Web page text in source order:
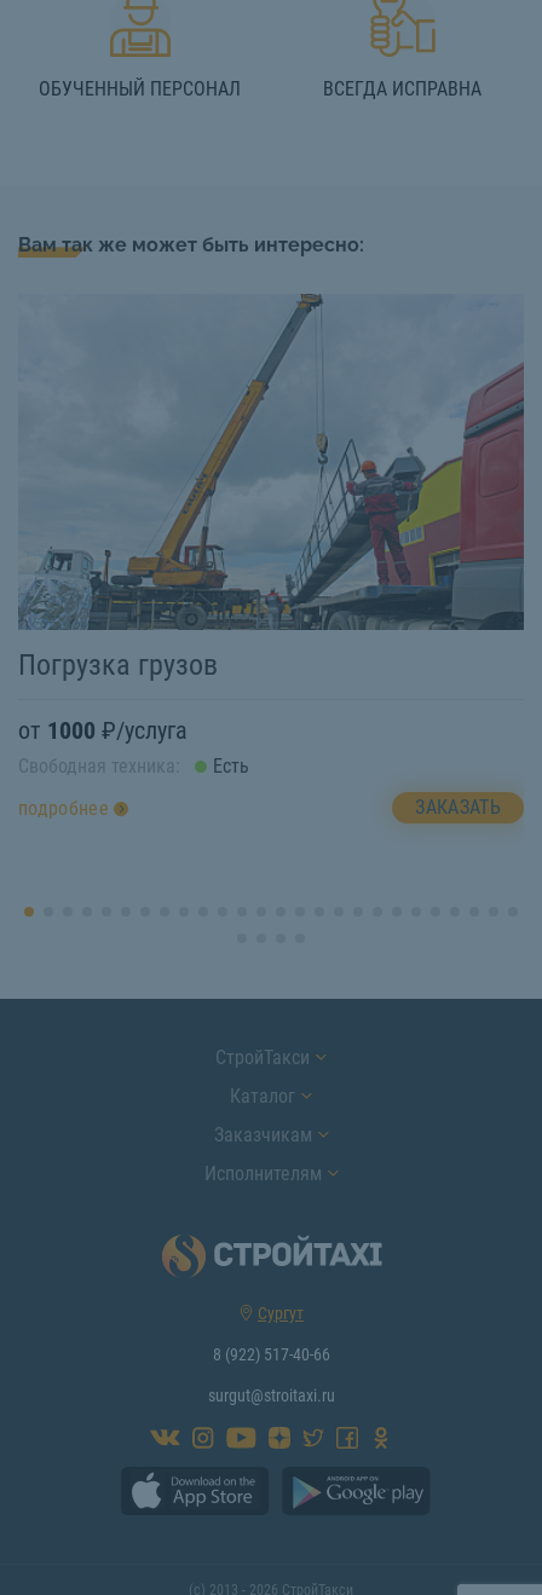
ОБУЧЕННЫЙ ПЕРСОНАЛ ВСЕГДА ИСПРАВНА
Вам так же может быть интересно:
Погрузка грузов
от 1000 ₽/услуга
Свободная техника:
Есть
подробнее
ЗАКАЗАТЬ
СтройТакси
Каталог
Заказчикам
Исполнителям
Сургут
8 (922) 517-40-66
surgut@stroitaxi.ru
(с) 2013 - 2026 СтройТакси